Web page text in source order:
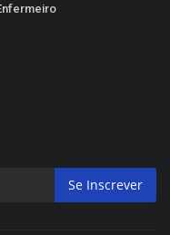
Se Inscrever